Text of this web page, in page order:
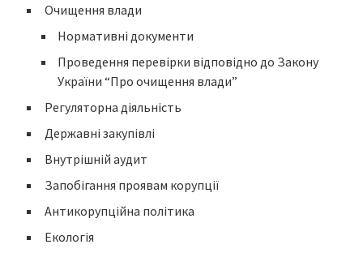
Очищення влади
Нормативні документи
Проведення перевірки відповідно до Закону
України “Про очищення влади”
Регуляторна діяльність
Державні закупівлі
Внутрішній аудит
Запобігання проявам корупції
Антикорупційна політика
Екологія